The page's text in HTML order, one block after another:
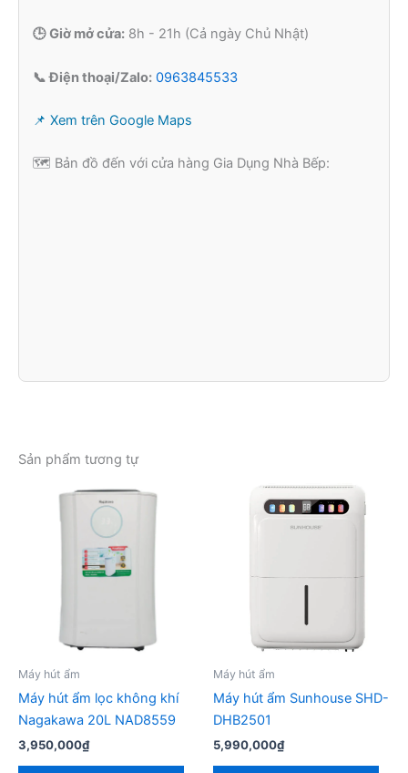
🕒 Giờ mở cửa: 8h - 21h (Cả ngày Chủ Nhật)
📞 Điện thoại/Zalo: 0963845533
📌 Xem trên Google Maps
🗺️ Bản đồ đến với cửa hàng Gia Dụng Nhà Bếp:
Sản phẩm tương tự
Máy hút ẩm
Máy hút ẩm lọc không khí
Nagakawa 20L NAD8559
3,950,000₫
Máy hút ẩm
Máy hút ẩm Sunhouse SHD-
DHB2501
5,990,000₫